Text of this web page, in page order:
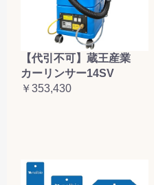
【代引不可】蔵王産業
カーリンサー14SV
￥353,430